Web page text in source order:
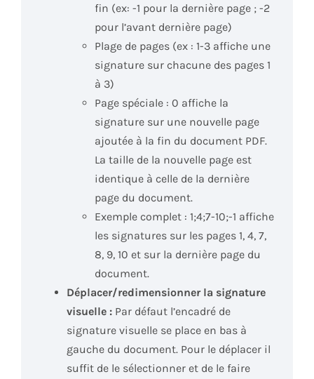
fin (ex: -1 pour la dernière page ; -2
pour l’avant dernière page)
Plage de pages (ex : 1-3 affiche une
signature sur chacune des pages 1
à 3)
Page spéciale : 0 affiche la
signature sur une nouvelle page
ajoutée à la fin du document PDF.
La taille de la nouvelle page est
identique à celle de la dernière
page du document.
Exemple complet : 1;4;7-10;-1 affiche
les signatures sur les pages 1, 4, 7,
8, 9, 10 et sur la dernière page du
document.
Déplacer/redimensionner la signature
visuelle : Par défaut l’encadré de
signature visuelle se place en bas à
gauche du document. Pour le déplacer il
suffit de le sélectionner et de le faire